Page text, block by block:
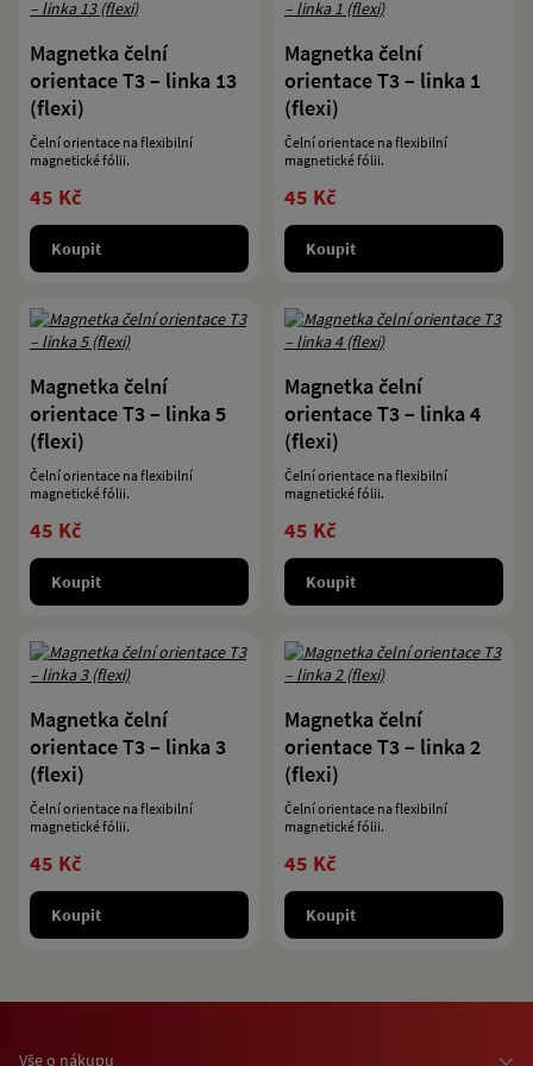
Magnetka čelní
orientace T3 – linka 13
(flexi)
Čelní orientace na flexibilní
magnetické fólii.
45 Kč
Koupit
Magnetka čelní
orientace T3 – linka 1
(flexi)
Čelní orientace na flexibilní
magnetické fólii.
45 Kč
Koupit
Magnetka čelní
orientace T3 – linka 5
(flexi)
Čelní orientace na flexibilní
magnetické fólii.
45 Kč
Koupit
Magnetka čelní
orientace T3 – linka 4
(flexi)
Čelní orientace na flexibilní
magnetické fólii.
45 Kč
Koupit
Magnetka čelní
orientace T3 – linka 3
(flexi)
Čelní orientace na flexibilní
magnetické fólii.
45 Kč
Koupit
Magnetka čelní
orientace T3 – linka 2
(flexi)
Čelní orientace na flexibilní
magnetické fólii.
45 Kč
Koupit
Vše o nákupu